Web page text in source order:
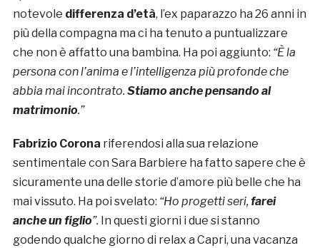
notevole differenza d’età, l’ex paparazzo ha 26 anni in
più della compagna ma ci ha tenuto a puntualizzare
che non è affatto una bambina. Ha poi aggiunto: “È la
persona con l’anima e l’intelligenza più profonde che
abbia mai incontrato. Stiamo anche pensando al
matrimonio.”
Fabrizio Corona riferendosi alla sua relazione
sentimentale con Sara Barbiere ha fatto sapere che è
sicuramente una delle storie d’amore più belle che ha
mai vissuto. Ha poi svelato: “Ho progetti seri,farei
anche un figlio”. In questi giorni i due si stanno
godendo qualche giorno di relax a Capri, una vacanza